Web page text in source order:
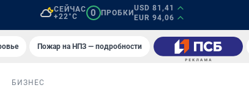
СЕЙЧАС
+22°C
0 ПРОБКИ
USD 81,41
EUR 94,06
Пожар на НПЗ — подробности
БИЗНЕС